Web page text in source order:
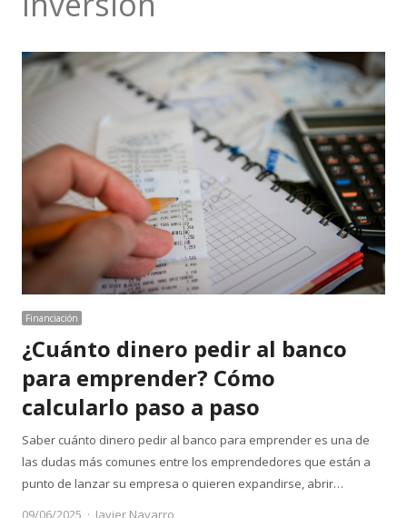
Financiación
¿Cuánto dinero pedir al banco
para emprender? Cómo
calcularlo paso a paso
Saber cuánto dinero pedir al banco para emprender es una de
las dudas más comunes entre los emprendedores que están a
punto de lanzar su empresa o quieren expandirse, abrir…
09/06/2025
Author
Javier Navarro